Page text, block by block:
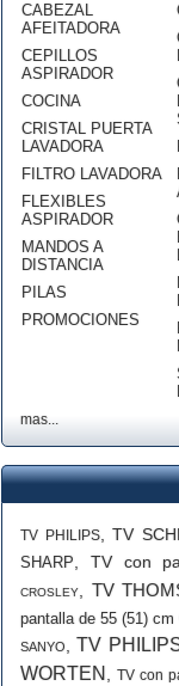
CABEZAL
AFEITADORA
CEPILLOS
ASPIRADOR
COCINA
CRISTAL PUERTA
LAVADORA
FILTRO LAVADORA
FLEXIBLES
ASPIRADOR
MANDOS A
DISTANCIA
PILAS
PROMOCIONES
mas...
TV PHILIPS, TV
SHARP
TV con
CROSLEY TV
pantalla de 55 (51) cm
SANYO
,TV
WORTEN
,TV con